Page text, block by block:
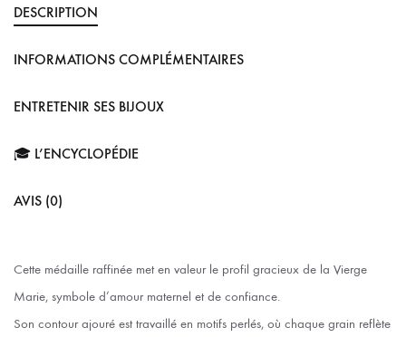
DESCRIPTION
INFORMATIONS COMPLÉMENTAIRES
ENTRETENIR SES BIJOUX
🎓 L’ENCYCLOPÉDIE
AVIS (0)
Cette médaille raffinée met en valeur le profil gracieux de la Vierge
Marie, symbole d’amour maternel et de confiance.
Son contour ajouré est travaillé en motifs perlés, où chaque grain reflète